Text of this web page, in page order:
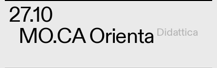
27.10
MO.CA Orienta Didattica